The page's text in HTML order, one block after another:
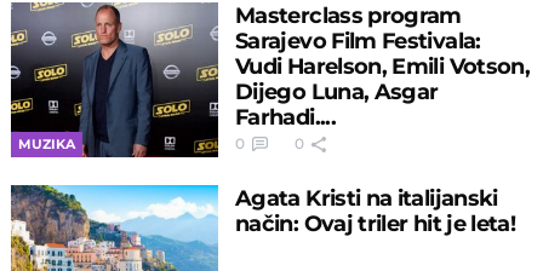
MUZIKA
Masterclass program
Sarajevo Film Festivala:
Vudi Harelson, Emili Votson,
Dijego Luna, Asgar
Farhadi....
0 0
Agata Kristi na italijanski
način: Ovaj triler hit je leta!